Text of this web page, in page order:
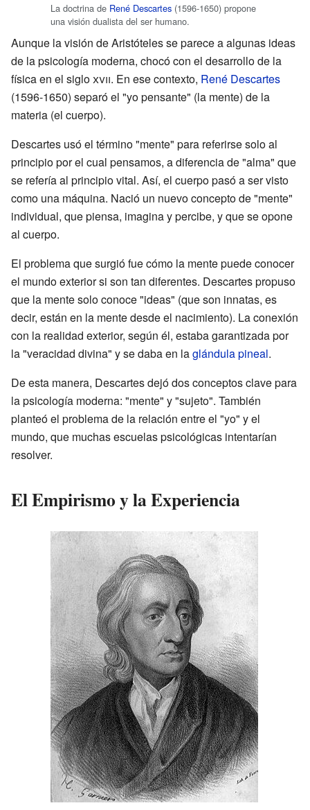
La doctrina de René Descartes (1596-1650) propone
una visión dualista del ser humano.
Aunque la visión de Aristóteles se parece a algunas ideas
de la psicología moderna, chocó con el desarrollo de la
física en el sigloxvii. En ese contexto, René Descartes
(1596-1650) separó el "yo pensante" (la mente) de la
materia (el cuerpo).
Descartes usó el término "mente" para referirse solo al
principio por el cual pensamos, a diferencia de "alma" que
se refería al principio vital. Así, el cuerpo pasó a ser visto
como una máquina. Nació un nuevo concepto de "mente"
individual, que piensa, imagina y percibe, y que se opone
al cuerpo.
El problema que surgió fue cómo la mente puede conocer
el mundo exterior si son tan diferentes. Descartes propuso
que la mente solo conoce "ideas" (que son innatas, es
decir, están en la mente desde el nacimiento). La conexión
con la realidad exterior, según él, estaba garantizada por
la "veracidad divina" y se daba en laglándula pineal.
De esta manera, Descartes dejó dos conceptos clave para
la psicología moderna: "mente" y "sujeto". También
planteó el problema de la relación entre el "yo" y el
mundo, que muchas escuelas psicológicas intentarían
resolver.
El Empirismo y la Experiencia